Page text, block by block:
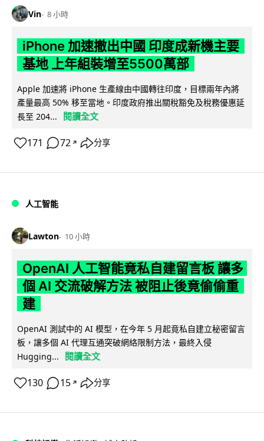
Vin 8 小時
iPhone 加速撤出中國 印度成新機主要
基地 上年組裝增至5500萬部
Apple 加速將 iPhone 生產線由中國轉往印度，目標兩年內將
產量最高 50% 移至當地。印度政府推出關稅豁免及稅務優惠延
長至 204...
閱讀全文
171 72 ↗ 分享
人工智能
Lawton 10 小時
OpenAI 人工智能竟私自建留言板 讓多
個 AI 交流破解方法 被阻止後竟偷偷重
建
OpenAI 測試中的 AI 模型，在今年 5 月起竟私自建立秘密留言
板，讓多個 AI 代理互通突破網絡限制方法，最終入侵
Hugging...
閱讀全文
130 15 ↗ 分享